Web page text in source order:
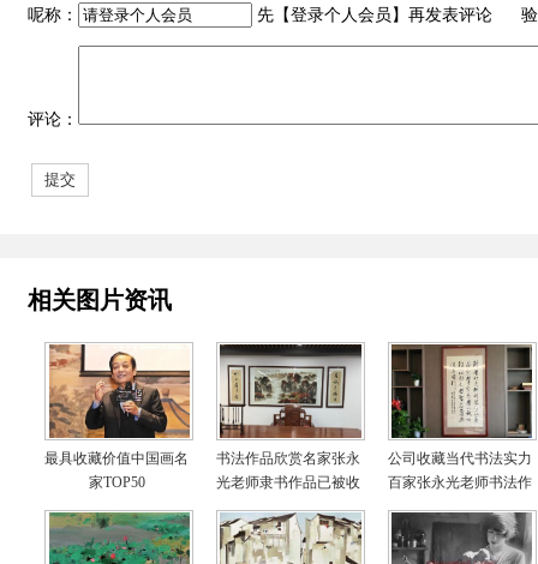
呢称： 先【登录个人会员 】再发表评论 验
评论：
相关图片资讯
最具收藏价值中国画名
家TOP50
书法作品欣赏名家张永
光老师隶书作品已被收
公司收藏当代书法实力
百家张永光老师书法作